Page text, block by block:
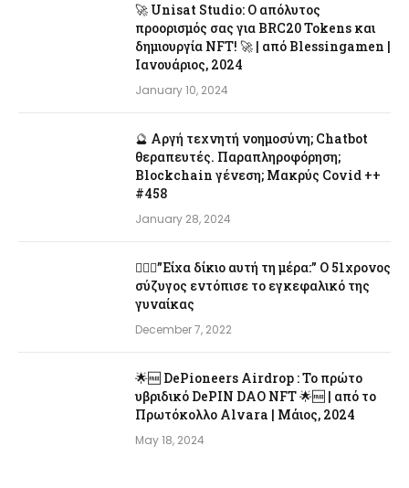
🚀 Unisat Studio: Ο απόλυτος
προορισμός σας για BRC20 Tokens και
δημιουργία NFT! 🚀 | από Blessingamen |
Ιανουάριος, 2024
January 10, 2024
🔮 Αργή τεχνητή νοημοσύνη; Chatbot
θεραπευτές. Παραπληροφόρηση;
Blockchain γένεση; Μακρύς Covid ++
#458
January 28, 2024
👨‍❤️‍👩”Είχα δίκιο αυτή τη μέρα:” Ο 51χρονος
σύζυγος εντόπισε το εγκεφαλικό της
γυναίκας
December 7, 2022
🌟🆓 DePioneers Airdrop : Το πρώτο
υβριδικό DePIN DAO NFT 🌟🆓 | από το
Πρωτόκολλο Alvara | Μάιος, 2024
May 18, 2024